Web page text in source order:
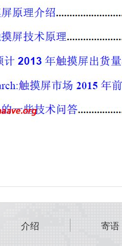
介绍 寄语